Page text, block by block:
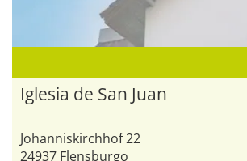
Iglesia de San Juan
Johanniskirchhof 22
24937 Flensburgo